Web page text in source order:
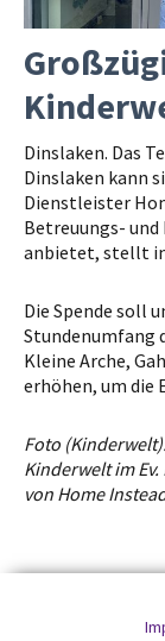
Dinslaken. Das
Dinslaken kann
Dienstleister
Betreuungs-
anbietet, stellt
Die Spende soll
Stundenumfang
Kleine Arche,
erhöhen, um die
Foto
Kinderwelt im
von Home